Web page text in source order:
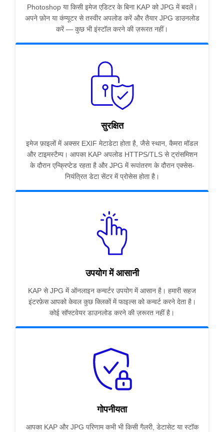
Photoshop या किसी इमेज एडिटर के बिना KAP को JPG में बदलें।
अपने फ़ोन या कंप्यूटर से तस्वीर अपलोड करें और तैयार JPG डाउनलोड
करें — कुछ भी इंस्टॉल करने की ज़रूरत नहीं।
सुरक्षित
इमेज फ़ाइलों में अक्सर EXIF मेटाडेटा होता है, जैसे स्थान, कैमरा मॉडल
और टाइमस्टैम्प। आपका KAP अपलोड HTTPS/TLS से ट्रांसमिशन
के दौरान एन्क्रिप्टेड रहता है और JPG में रूपांतरण के दौरान एक्सेस-
नियंत्रित डेटा सेंटर में प्रोसेस होता है।
उपयोग में आसानी
KAP से JPG में ऑनलाइन कन्वर्टर उपयोग में आसान है। हमारी सहज
इंटरफ़ेस आपको केवल कुछ क्लिकों में फाइल्स को कन्वर्ट करने देता है।
कोई सॉफ्टवेयर डाउनलोड करने की ज़रूरत नहीं है।
गोपनीयता
आपका KAP और JPG परिणाम कभी भी किसी गैलरी, डेटासेट या स्टॉक